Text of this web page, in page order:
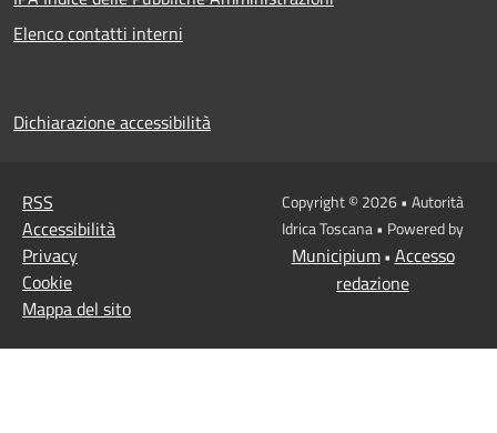
Elenco contatti interni
Dichiarazione accessibilità
RSS
Accessibilità
Privacy
Cookie
Mappa del sito
Copyright © 2026 • Autorità
Idrica Toscana • Powered by
Municipium• Accesso
redazione